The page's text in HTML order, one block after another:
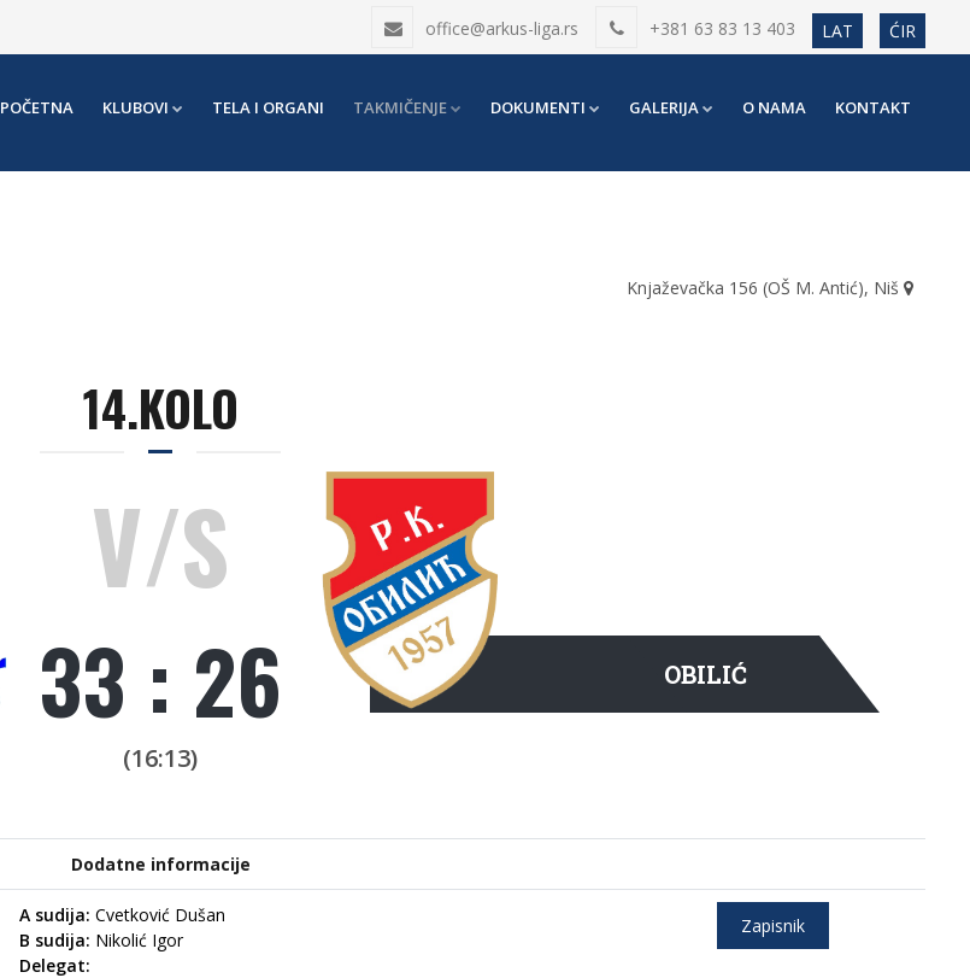
office@arkus-liga.rs +381 63 83 13 403 LAT ĆIR
POČETNA KLUBOVI TELA I ORGANI TAKMIČENJE DOKUMENTI GALERIJA O NAMA KONTAKT
Knjaževačka 156 (OŠ M. Antić), Niš
14.KOLO
V/S
33 : 26
(16:13)
OBILIĆ
Dodatne informacije
A sudija: Cvetković Dušan
B sudija: Nikolić Igor
Delegat:
Zapisnik